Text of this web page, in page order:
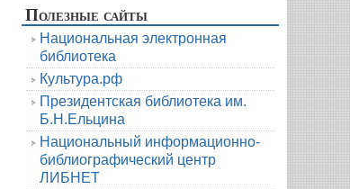
Полезные сайты
Национальная электронная
библиотека
Культура.рф
Президентская библиотека им.
Б.Н.Ельцина
Национальный информационно-
библиографический центр
ЛИБНЕТ